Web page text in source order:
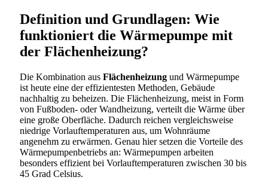
Definition und Grundlagen: Wie
funktioniert die Wärmepumpe mit
der Flächenheizung?
Die Kombination aus Flächenheizung und Wärmepumpe
ist heute eine der effizientesten Methoden, Gebäude
nachhaltig zu beheizen. Die Flächenheizung, meist in Form
von Fußboden- oder Wandheizung, verteilt die Wärme über
eine große Oberfläche. Dadurch reichen vergleichsweise
niedrige Vorlauftemperaturen aus, um Wohnräume
angenehm zu erwärmen. Genau hier setzen die Vorteile des
Wärmepumpenbetriebs an: Wärmepumpen arbeiten
besonders effizient bei Vorlauftemperaturen zwischen 30 bis
45 Grad Celsius.